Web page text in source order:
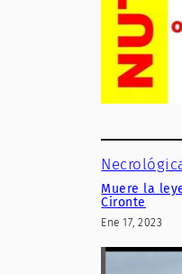
Muere la
Cironte
Ene 17, 2023